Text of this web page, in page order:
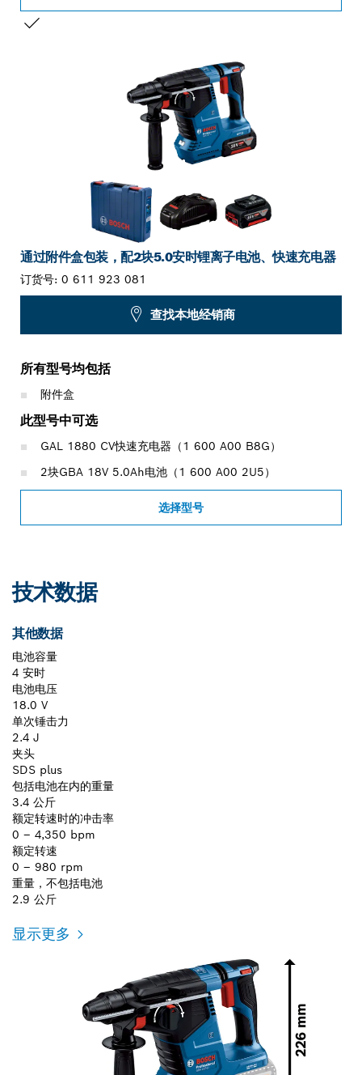
通过附件盒包装，配2块5.0安时锂离子电池、快速充电器
订货号: 0 611 923 081
查找本地经销商
所有型号均包括
附件盒
此型号中可选
GAL 1880 CV快速充电器（1 600 A00 B8G）
2块GBA 18V 5.0Ah电池（1 600 A00 2U5）
选择型号
技术数据
其他数据
电池容量
4 安时
电池电压
18.0 V
单次锤击力
2.4 J
夹头
SDS plus
包括电池在内的重量
3.4 公斤
额定转速时的冲击率
0 – 4,350 bpm
额定转速
0 – 980 rpm
重量，不包括电池
2.9 公斤
显示更多